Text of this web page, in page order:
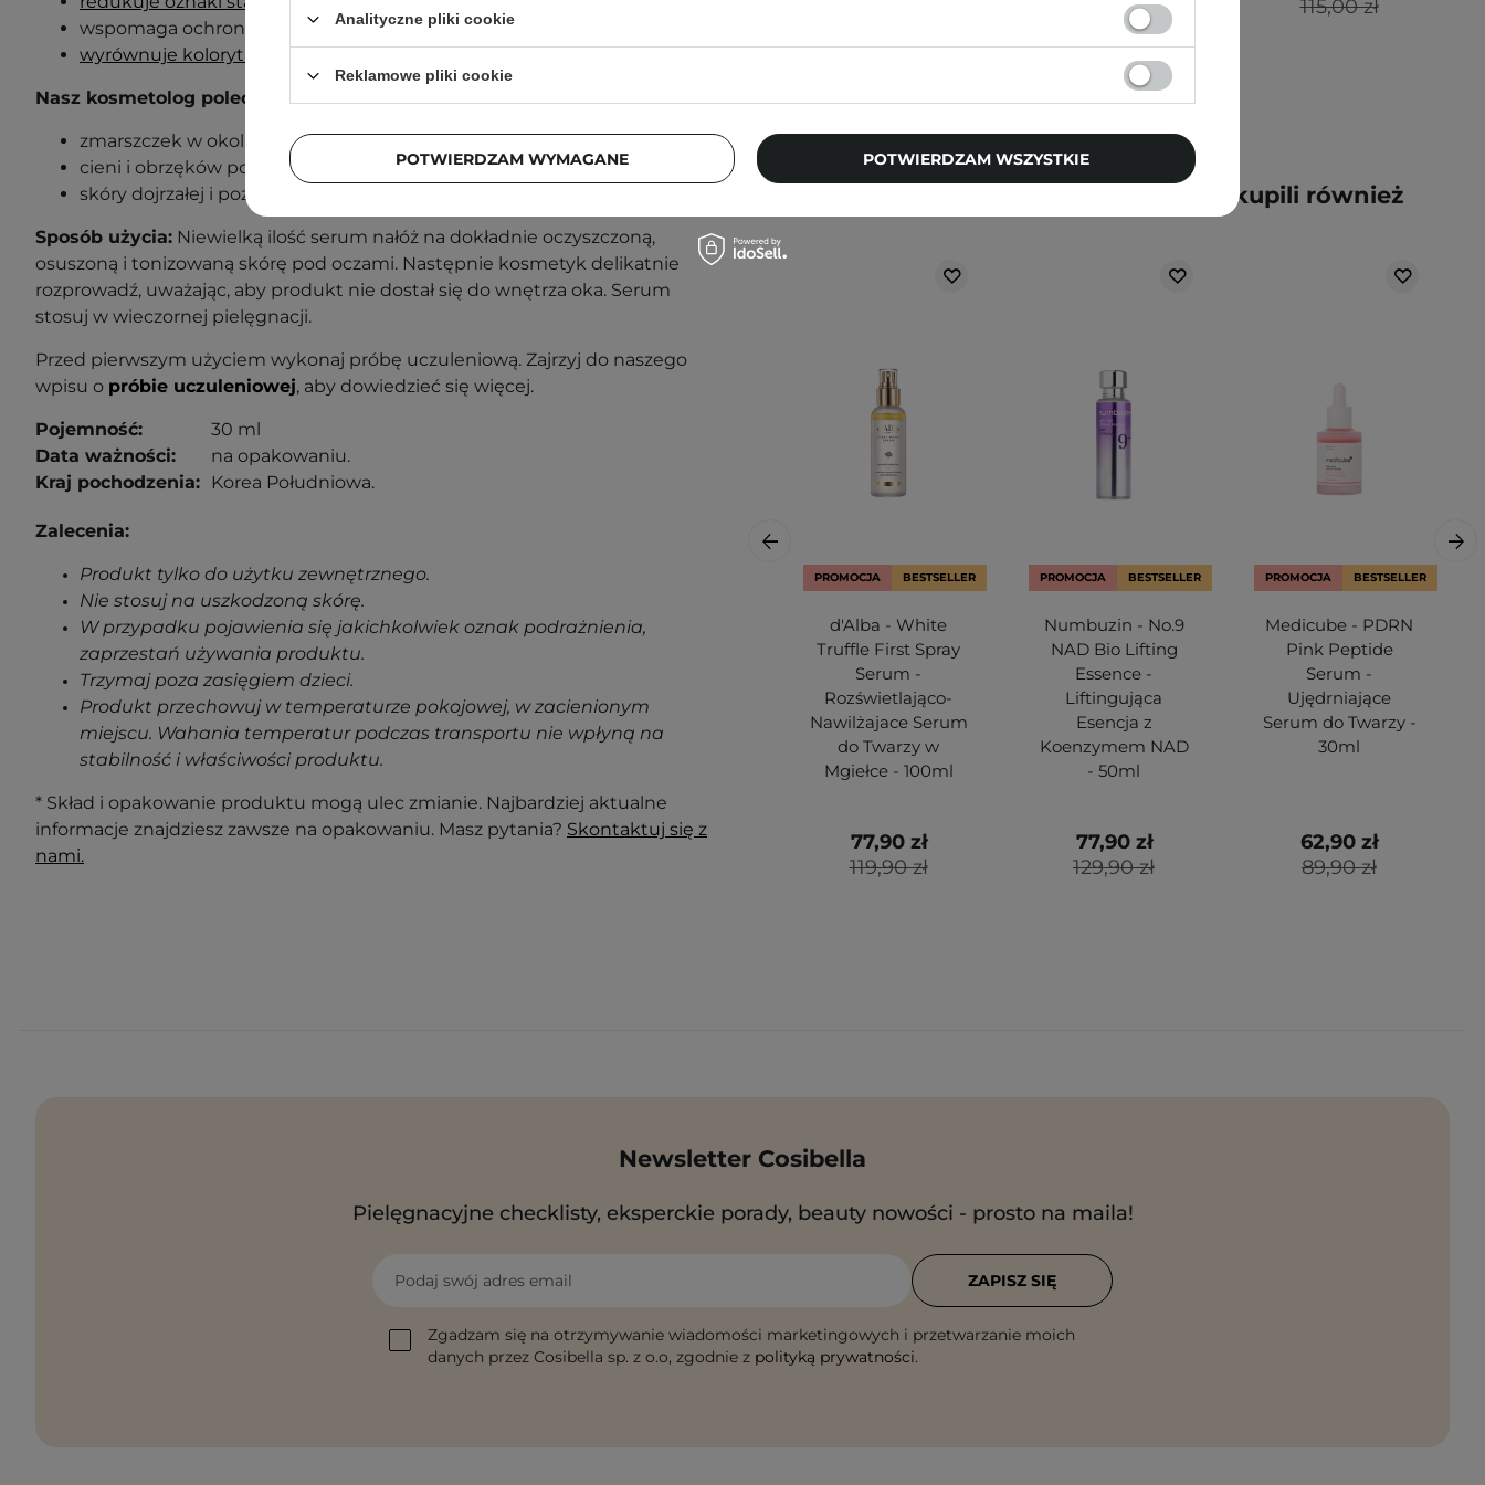
wspomaga ochronę antyoksydacyjną,
wyrównuje koloryt skóry.
Nasz kosmetolog poleca ten produkt w przypadku:
zmarszczek w okolicy oczu,
cieni i obrzęków pod oczami,
skóry dojrzałej i pozbawionej elastyczności.
Sposób użycia: Niewielką ilość serum nałóż na dokładnie oczyszczoną,
osuszoną i tonizowaną skórę pod oczami. Następnie kosmetyk delikatnie
rozprowadź, uważając, aby produkt nie dostał się do wnętrza oka. Serum
stosuj w wieczornej pielęgnacji.
Przed pierwszym użyciem wykonaj próbę uczuleniową. Zajrzyj do naszego
wpisu o próbie uczuleniowej, aby dowiedzieć się więcej.
Pojemność:
30 ml
Data ważności:
na opakowaniu.
Kraj pochodzenia:
Korea Południowa.
Zalecenia:
Produkt tylko do użytku zewnętrznego.
Nie stosuj na uszkodzoną skórę.
W przypadku pojawienia się jakichkolwiek oznak podrażnienia,
zaprzestań używania produktu.
Trzymaj poza zasięgiem dzieci.
Produkt przechowuj w temperaturze pokojowej, w zacienionym
miejscu. Wahania temperatur podczas transportu nie wpłyną na
stabilność i właściwości produktu.
* Skład i opakowanie produktu mogą ulec zmianie. Najbardziej aktualne
informacje znajdziesz zawsze na opakowaniu. Masz pytania? Skontaktuj się z
nami.
115,00 zł
Klienci, którzy kupili ten produkt, kupili również
PROMOCJA BESTSELLER
d'Alba - White
Truffle First Spray
Serum -
Rozświetlająco-
Nawilżajace Serum
do Twarzy w
Mgiełce - 100ml
119,90 zł
77,90 zł
PROMOCJA BESTSELLER
Numbuzin - No.9
NAD Bio Lifting
Essence -
Liftingująca
Esencja z
Koenzymem NAD
- 50ml
129,90 zł
77,90 zł
PROMOCJA BESTSELLER
Medicube - PDRN
Pink Peptide
Serum -
Ujędrniające
Serum do Twarzy -
30ml
89,90 zł
62,90 zł
Newsletter Cosibella
Pielęgnacyjne checklisty, eksperckie porady, beauty nowości - prosto na maila!
Podaj swój adres email
Zgadzam się na otrzymywanie wiadomości marketingowych i przetwarzanie moich
danych przez Cosibella sp. z o.o, zgodnie z polityką prywatności.
ZAPISZ SIĘ
Analityczne pliki cookie
Reklamowe pliki cookie
POTWIERDZAM WYMAGANE POTWIERDZAM WSZYSTKIE